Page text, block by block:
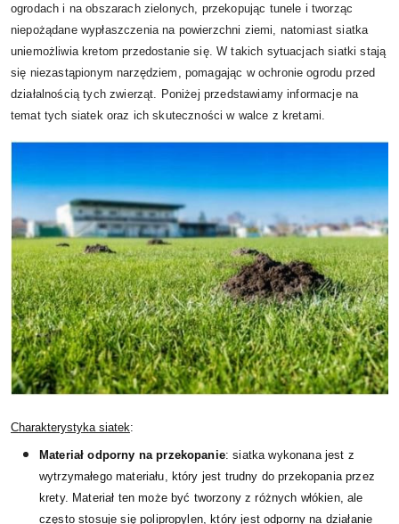
ogrodach i na obszarach zielonych, przekopując tunele i tworząc
niepożądane wypłaszczenia na powierzchni ziemi, natomiast siatka
uniemożliwia kretom przedostanie się. W takich sytuacjach siatki stają
się niezastąpionym narzędziem, pomagając w ochronie ogrodu przed
działalnością tych zwierząt. Poniżej przedstawiamy informacje na
temat tych siatek oraz ich skuteczności w walce z kretami.
Charakterystyka siatek:
Materiał odporny na przekopanie: siatka wykonana jest z
wytrzymałego materiału, który jest trudny do przekopania przez
krety. Materiał ten może być tworzony z różnych włókien, ale
często stosuje się polipropylen, który jest odporny na działanie